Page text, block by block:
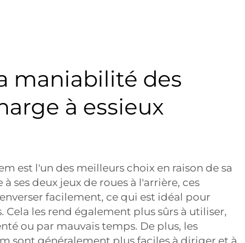
maniabilité des
à essieux
est l'un des meilleurs choix en raison de sa
ses deux jeux de roues à l'arrière, ces
facilement, ce qui est idéal pour
les rend également plus sûrs à utiliser,
ou par mauvais temps. De plus, les
sont généralement plus faciles à diriger et à